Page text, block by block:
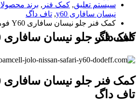
سیستم تعلیق, کمک فنر , برند
نیسان سافاری y60
, تاف داگ
کمک فنر جلو نیسان سافاری Y60 فومسل تاف داگ
کمک فنر جلو نیسان سافاری Y60 فومسل تاف داگ
تاف داگ